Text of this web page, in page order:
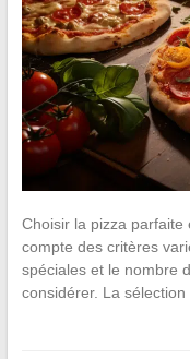
Choisir la pizza
compte des critères
spéciales et le nombre
considérer. La